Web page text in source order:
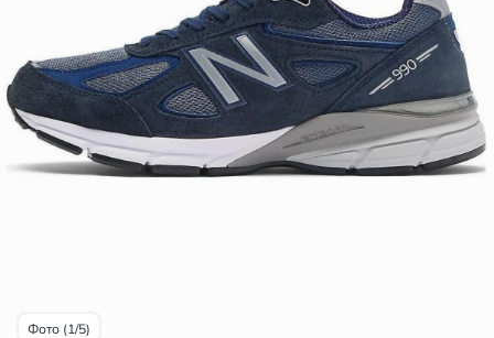
Фото (1/5)